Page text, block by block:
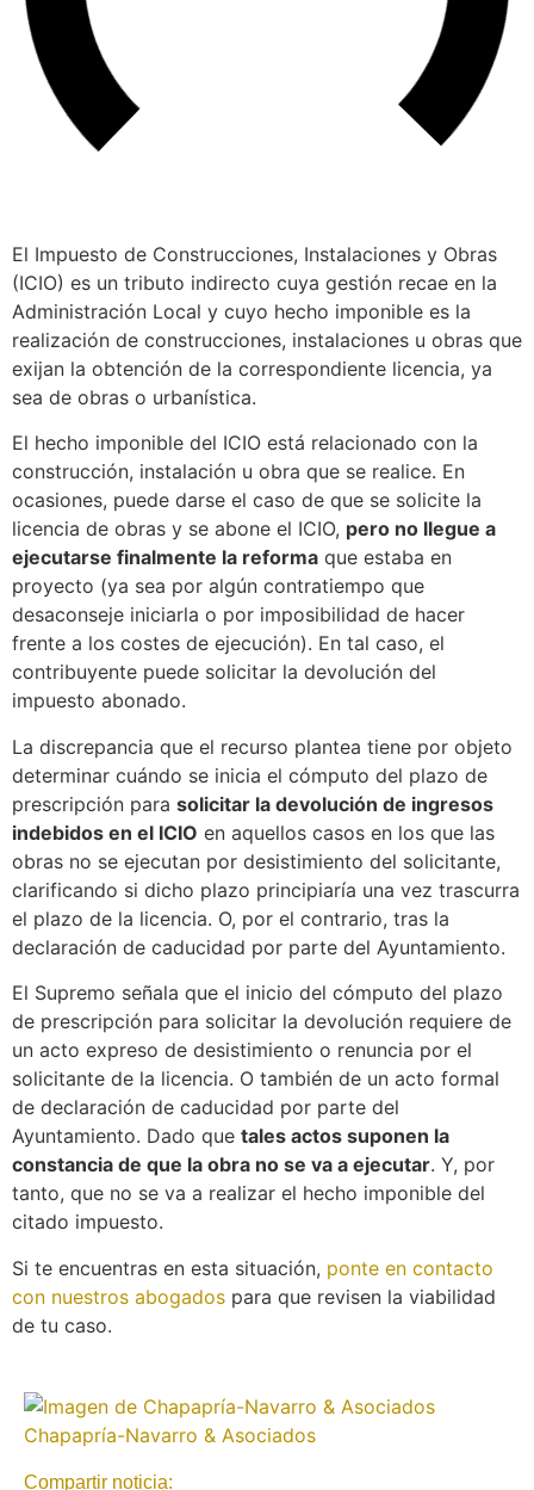
El Impuesto de Construcciones, Instalaciones y Obras
(ICIO) es un tributo indirecto cuya gestión recae en la
Administración Local y cuyo hecho imponible es la
realización de construcciones, instalaciones u obras que
exijan la obtención de la correspondiente licencia, ya
sea de obras o urbanística.
El hecho imponible del ICIO está relacionado con la
construcción, instalación u obra que se realice. En
ocasiones, puede darse el caso de que se solicite la
licencia de obras y se abone el ICIO, pero no llegue a
ejecutarse finalmente la reforma que estaba en
proyecto (ya sea por algún contratiempo que
desaconseje iniciarla o por imposibilidad de hacer
frente a los costes de ejecución). En tal caso, el
contribuyente puede solicitar la devolución del
impuesto abonado.
La discrepancia que el recurso plantea tiene por objeto
determinar cuándo se inicia el cómputo del plazo de
prescripción para solicitar la devolución de ingresos
indebidos en el ICIO en aquellos casos en los que las
obras no se ejecutan por desistimiento del solicitante,
clarificando si dicho plazo principiaría una vez trascurra
el plazo de la licencia. O, por el contrario, tras la
declaración de caducidad por parte del Ayuntamiento.
El Supremo señala que el inicio del cómputo del plazo
de prescripción para solicitar la devolución requiere de
un acto expreso de desistimiento o renuncia por el
solicitante de la licencia. O también de un acto formal
de declaración de caducidad por parte del
Ayuntamiento. Dado que tales actos suponen la
constancia de que la obra no se va a ejecutar. Y, por
tanto, que no se va a realizar el hecho imponible del
citado impuesto.
Si te encuentras en esta situación, ponte en contacto
con nuestros abogados para que revisen la viabilidad
de tu caso.
Chapapría-Navarro & Asociados
Compartir noticia: